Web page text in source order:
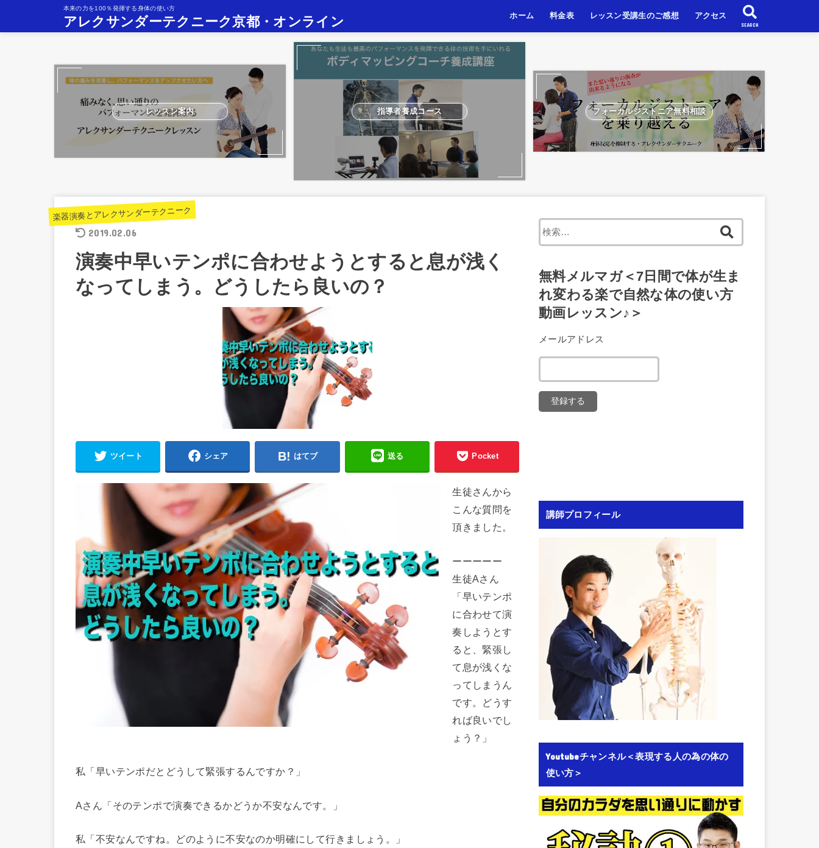
本来の力を100％発揮する身体の使い方
アレクサンダーテクニーク京都・オンライン ホーム
京都レッスン
東京レッスン
オンラインレッスン
料金表 レッスン受講生のご感想 アクセス
SEARCH
レッスン案内 指導者養成コース フォーカルジストニア無料相談
楽器演奏とアレクサンダーテクニーク
2019.02.06
演奏中早いテンポに合わせようとすると息が浅く
なってしまう。どうしたら良いの？
ツイート シェア はてブ 送る Pocket
生徒さんから
こんな質問を
頂きました。
ーーーーー
生徒Aさん
「早いテンポ
に合わせて演
奏しようとす
ると、緊張し
て息が浅くな
ってしまうん
です。どうす
れば良いでし
ょう？」
私「早いテンポだとどうして緊張するんですか？」
Aさん「そのテンポで演奏できるかどうか不安なんです。」
私「不安なんですね。どのように不安なのか明確にして行きましょう。」
無料メルマガ＜7日間で体が生ま
れ変わる楽で自然な体の使い方
動画レッスン♪＞
メールアドレス
講師プロフィール
Youtubeチャンネル＜表現する人の為の体の
使い方＞